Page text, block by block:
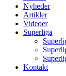
Nyheder
Artikler
Videoer
Superliga
Kontakt